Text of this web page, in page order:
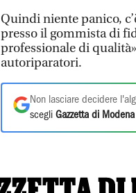
Quindi niente panico,
presso il gommista di
professionale di
autoriparatori.
Non lasciare decidere
scegli Gazzetta di Modena